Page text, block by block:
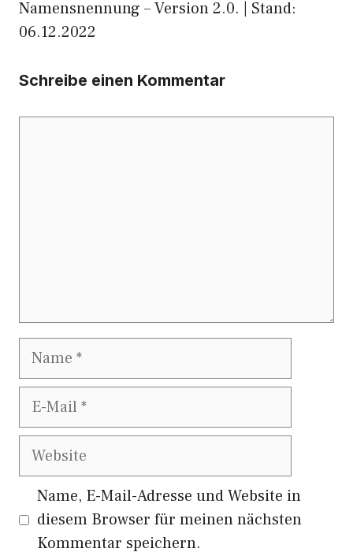
Namensnennung – Version 2.0. | Stand:
06.12.2022
Schreibe einen Kommentar
Name
E-
Website
Name, E-Mail-Adresse und Website in
diesem Browser für meinen nächsten
Kommentar speichern.